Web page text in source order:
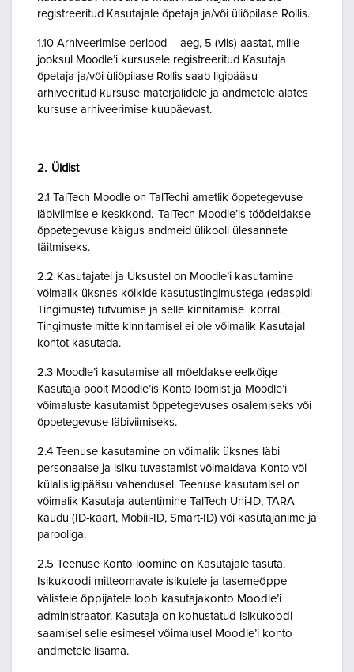
registreeritud Kasutajale õpetaja ja/või üliõpilase Rollis.
1.10 Arhiveerimise periood – aeg, 5 (viis) aastat, mille
jooksul Moodle’i kursusele registreeritud Kasutaja
õpetaja ja/või üliõpilase Rollis saab ligipääsu
arhiveeritud kursuse materjalidele ja andmetele alates
kursuse arhiveerimise kuupäevast.
2. Üldist
2.1 TalTech Moodle on TalTechi ametlik õppetegevuse
läbiviimise e-keskkond. TalTech Moodle’is töödeldakse
õppetegevuse käigus andmeid ülikooli ülesannete
täitmiseks.
2.2 Kasutajatel ja Üksustel on Moodle’i kasutamine
võimalik üksnes kõikide kasutustingimustega (edaspidi
Tingimuste) tutvumise ja selle kinnitamise korral.
Tingimuste mitte kinnitamisel ei ole võimalik Kasutajal
kontot kasutada.
2.3 Moodle’i kasutamise all mõeldakse eelkõige
Kasutaja poolt Moodle’is Konto loomist ja Moodle’i
võimaluste kasutamist õppetegevuses osalemiseks või
õppetegevuse läbiviimiseks.
2.4 Teenuse kasutamine on võimalik üksnes läbi
personaalse ja isiku tuvastamist võimaldava Konto või
külalisligipääsu vahendusel. Teenuse kasutamisel on
võimalik Kasutaja autentimine TalTech Uni-ID, TARA
kaudu (ID-kaart, Mobiil-ID, Smart-ID) või kasutajanime ja
parooliga.
2.5 Teenuse Konto loomine on Kasutajale tasuta.
Isikukoodi mitteomavate isikutele ja tasemeõppe
välistele õppijatele loob kasutajakonto Moodle’i
administraator. Kasutaja on kohustatud isikukoodi
saamisel selle esimesel võimalusel Moodle’i konto
andmetele lisama.